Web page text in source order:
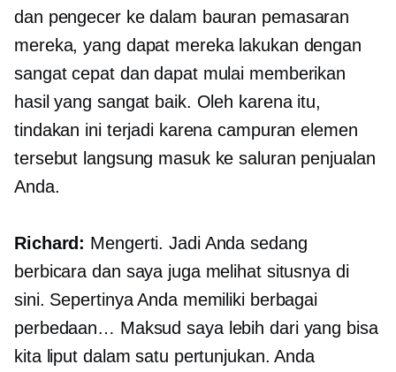
dan pengecer ke dalam bauran pemasaran
mereka, yang dapat mereka lakukan dengan
sangat cepat dan dapat mulai memberikan
hasil yang sangat baik. Oleh karena itu,
tindakan ini terjadi karena campuran elemen
tersebut langsung masuk ke saluran penjualan
Anda.
Richard: Mengerti. Jadi Anda sedang
berbicara dan saya juga melihat situsnya di
sini. Sepertinya Anda memiliki berbagai
perbedaan… Maksud saya lebih dari yang bisa
kita liput dalam satu pertunjukan. Anda